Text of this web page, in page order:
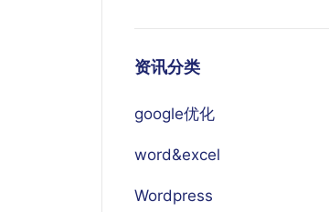
资讯分类
google优化
word&excel
Wordpress